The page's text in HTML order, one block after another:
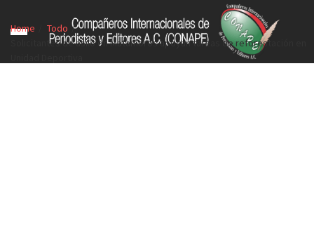
Home
Todo
Solicitantes de asilo en Matamoros apoyan tareas de reforestación en